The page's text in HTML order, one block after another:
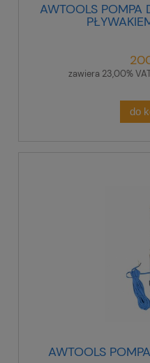
AWTOOLS POMPA
zawiera 23,00%
do
AWTOOLS